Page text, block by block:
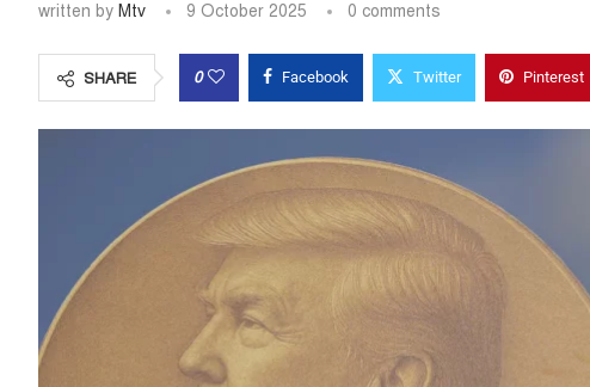
written by Mtv 9 October 2025 0 comments
SHARE 0 Facebook Twitter Pinterest